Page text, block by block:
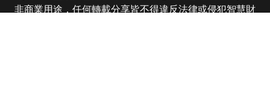
非商業用途，任何轉載分享皆不得違反法律或侵犯智慧財